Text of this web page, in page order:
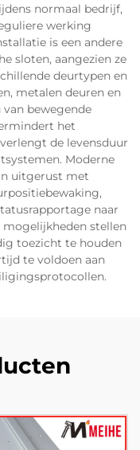
normaal bedrijf,
werking
is een andere
sloten, aangezien ze
deurtypen en
metalen deuren en
bewegende
het
de levensduur
Moderne
uitgerust met
naar
mogelijkheden stellen
toezicht te houden
te voldoen aan